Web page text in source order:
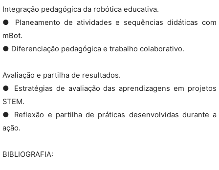
Integração pedagógica da robótica educativa.
● Planeamento de atividades e sequências didáticas com
mBot.
● Diferenciação pedagógica e trabalho colaborativo.
Avaliação e partilha de resultados.
● Estratégias de avaliação das aprendizagens em projetos
STEM.
● Reflexão e partilha de práticas desenvolvidas durante a
ação.
BIBLIOGRAFIA: